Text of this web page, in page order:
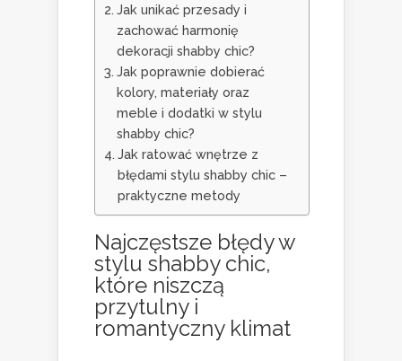
Jak unikać przesady i
zachować harmonię
dekoracji shabby chic?
Jak poprawnie dobierać
kolory, materiały oraz
meble i dodatki w stylu
shabby chic?
Jak ratować wnętrze z
błędami stylu shabby chic –
praktyczne metody
Najczęstsze błędy w
stylu shabby chic,
które niszczą
przytulny i
romantyczny klimat